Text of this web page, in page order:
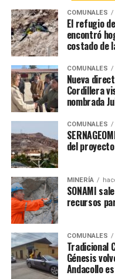
COMUNALES
El refugio
encontró
costado de
COMUNALES
Nueva
Cordillera
nombrada
COMUNALES
del
MINERÍA
SONAMI
recursos
COMUNALES
Tradicional
Génesis
Andacollo